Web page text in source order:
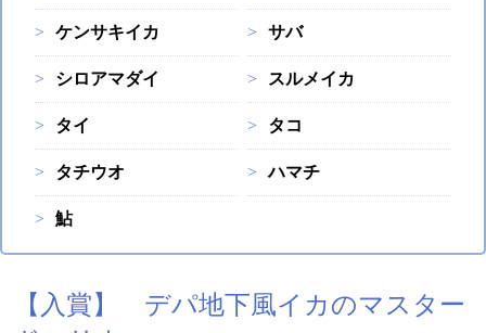
ケンサキイカ サバ
シロアマダイ スルメイカ
タイ タコ
タチウオ ハマチ
鮎
【入賞】 デパ地下風イカのマスター